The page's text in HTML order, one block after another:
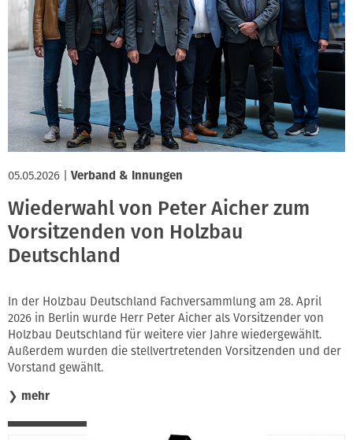
05.05.2026 Verband & Innungen
Wiederwahl von Peter Aicher zum
Vorsitzenden von Holzbau
Deutschland
In der Holzbau Deutschland Fachversammlung am 28. April
2026 in Berlin wurde Herr Peter Aicher als Vorsitzender von
Holzbau Deutschland für weitere vier Jahre wiedergewählt.
Außerdem wurden die stellvertretenden Vorsitzenden und der
Vorstand gewählt.
❯ mehr